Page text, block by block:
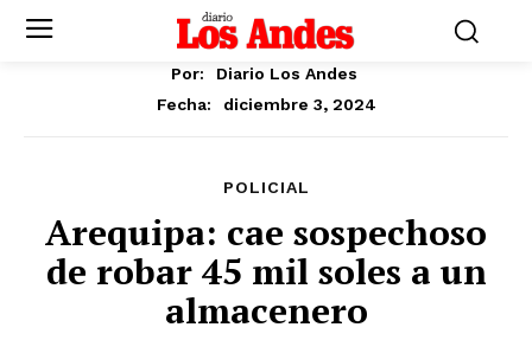
Por:
Diario Los Andes
Fecha:
diciembre 3, 2024
POLICIAL
Arequipa: cae sospechoso
de robar 45 mil soles a un
almacenero